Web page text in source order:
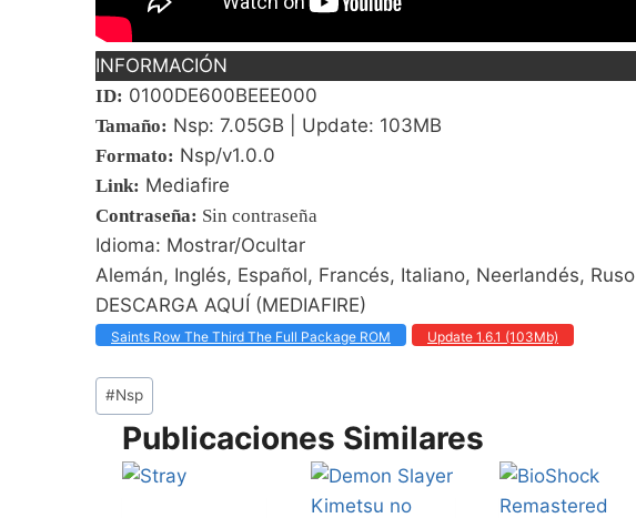
INFORMACIÓN
ID: 0100DE600BEEE000
Tamaño: Nsp: 7.05GB | Update: 103MB
Formato: Nsp/v1.0.0
Link: Mediafire
Contraseña: Sin contraseña
Idioma: Mostrar/Ocultar
Alemán, Inglés, Español, Francés, Italiano, Neerlandés, Ruso
DESCARGA AQUÍ (MEDIAFIRE)
Saints Row The Third The Full Package ROM Update 1.6.1 (103Mb)
#Nsp
Publicaciones Similares